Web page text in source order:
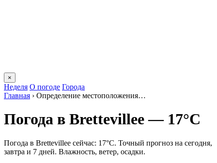
×
Неделя О погоде Города
Главная › Определение местоположения…
Погода в Brettevilleе — 17°C
Погода в Brettevilleе сейчас: 17°C. Точный прогноз на сегодня,
завтра и 7 дней. Влажность, ветер, осадки.